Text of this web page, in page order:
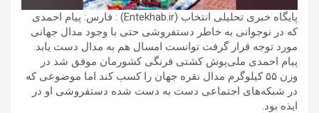
پایگاه خبری تحلیلی انتخاب (Entekhab.ir) : فارس: پیام احمدی
که در نوجوانی به خاطر دستفروشی حتی با وجود مدال جهانی
مورد توجه قرار گرفت توانست امسال هم به مدال دست یابد.
پیام احمدی ملی‌پوش کشتی فرنگی کشورمان موفق شد در
وزن ۵۵ کیلوگرم مدال نقره جهان را کسب کند اما موضوعی که
در شبکه‌های اجتماعی دست به دست شده دستفروشی او در
ایذه بود.